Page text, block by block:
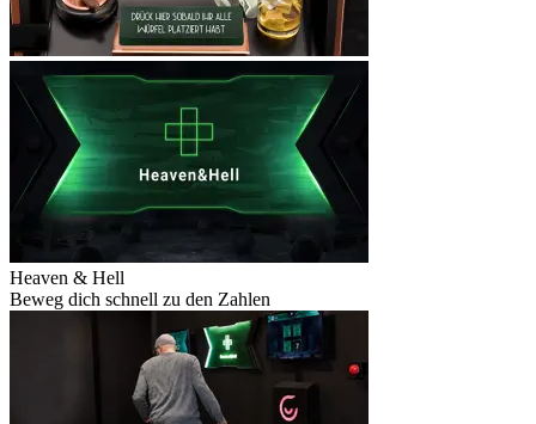
Heaven & Hell
Beweg dich schnell zu den Zahlen